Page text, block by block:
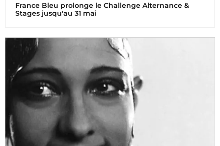
France Bleu prolonge le Challenge Alternance &
Stages jusqu'au 31 mai